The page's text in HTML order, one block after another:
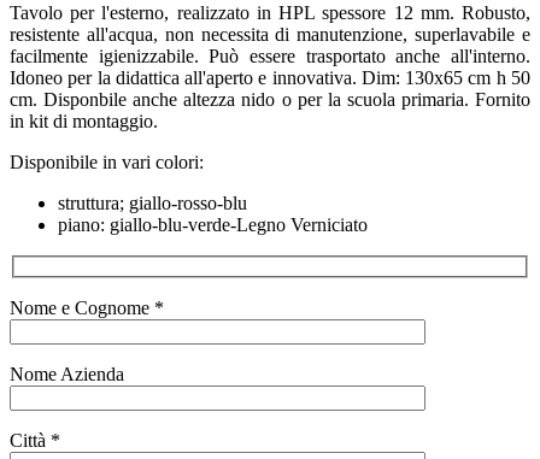
Tavolo per l'esterno, realizzato in HPL spessore 12 mm. Robusto,
resistente all'acqua, non necessita di manutenzione, superlavabile e
facilmente igienizzabile. Può essere trasportato anche all'interno.
Idoneo per la didattica all'aperto e innovativa. Dim: 130x65 cm h 50
cm. Disponbile anche altezza nido o per la scuola primaria. Fornito
in kit di montaggio.
Disponibile in vari colori:
struttura; giallo-rosso-blu
piano: giallo-blu-verde-Legno Verniciato
Nome e Cognome *
Nome Azienda
Città *